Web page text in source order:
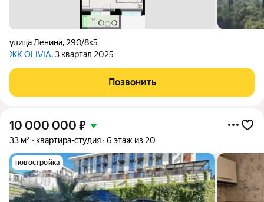
улица Ленина, 290/8к5
ЖК OLIVIA, 3 квартал 2025
Позвонить
10 000 000 ₽
33 м² квартира-студия 6 этаж из 20
новостройка